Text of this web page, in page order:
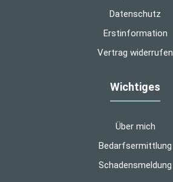
Datenschutz
Erstinformation
Vertrag widerrufen
Wichtiges
Über mich
Bedarfsermittlung
Schadensmeldung